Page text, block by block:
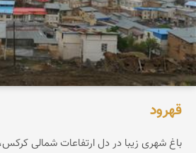
قهرود
باغ شهری زیبا در دل ارتفاعات شمالی